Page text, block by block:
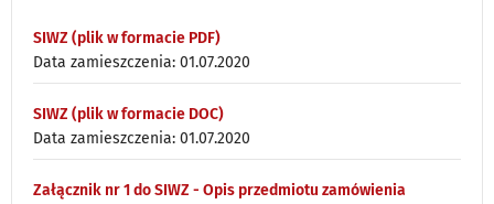
SIWZ (plik w formacie PDF)
Data zamieszczenia: 01.07.2020
SIWZ (plik w formacie DOC)
Data zamieszczenia: 01.07.2020
Załącznik nr 1 do SIWZ - Opis przedmiotu zamówienia